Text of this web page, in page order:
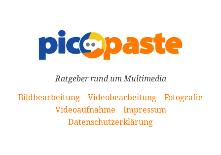
Ratgeber rund um Multimedia
Bildbearbeitung
Videobearbeitung
Fotografie
Videoaufnahme
Impressum
Datenschutzerklärung